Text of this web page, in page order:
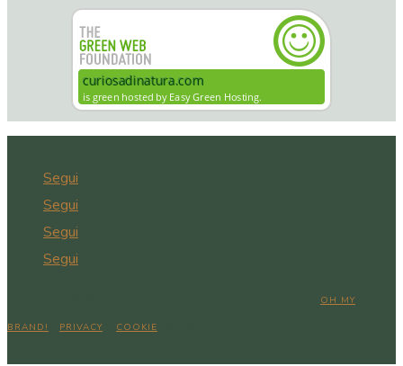
Segui
Segui
Segui
Segui
OH MY
BRAND! PRIVACY COOKIE